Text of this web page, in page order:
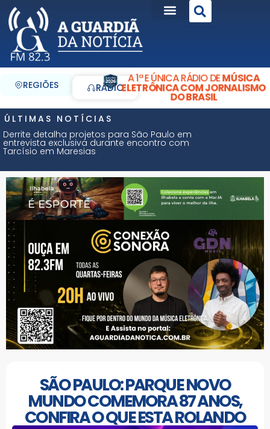
REGIÕES RÁDIO
A 1ª E ÚNICA RÁDIO DEMÚSICA
ELETRÔNICA COM JORNALISMO
DO BRASIL
ÚLTIMAS NOTÍCIAS
Derrite detalha projetos para São Paulo em
entrevista exclusiva durante encontro com
Tarcísio em Maresias
SÃO PAULO: PARQUE NOVO
MUNDO COMEMORA 87 ANOS,
CONFIRA O QUE ESTA ROLANDO